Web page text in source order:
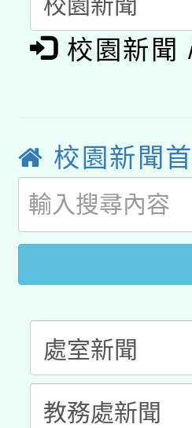
礎課程
A3數位素
「數位內
薪期間赴
業技術研
用水績優
115年8月
桃園市孔
開 智慧啟
2026年桃
校園新聞
校園新聞